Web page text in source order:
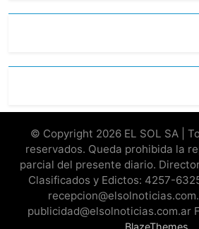
© Copyright 2026 EL SOL SA |
reservados. Queda prohibida la
parcial del presente diario.
Clasificados y Edictos: 4257-
publicidad@elsolnoticias.com.ar
BlazeThemes